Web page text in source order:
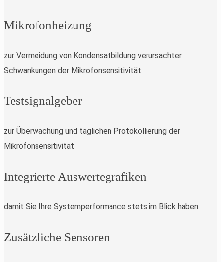
Mikrofonheizung
zur Vermeidung von Kondensatbildung verursachter
Schwankungen der Mikrofonsensitivität
Testsignalgeber
zur Überwachung und täglichen Protokollierung der
Mikrofonsensitivität
Integrierte Auswertegrafiken
damit Sie Ihre Systemperformance stets im Blick haben
Zusätzliche Sensoren